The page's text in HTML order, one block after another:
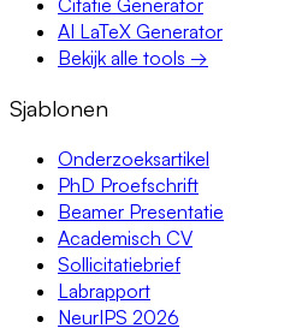
AI LaTeX Generator
Bekijk alle tools →
Sjablonen
Onderzoeksartikel
PhD Proefschrift
Beamer Presentatie
Academisch CV
Sollicitatiebrief
Labrapport
NeurIPS 2026